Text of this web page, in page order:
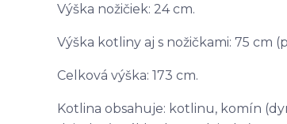
Výška nožičiek: 24 cm.
Výška kotliny aj s nožičkami: 75 cm
Celková výška: 173 cm.
Kotlina obsahuje: kotlinu, komín